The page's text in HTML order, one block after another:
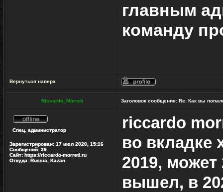
главным
команду
Вернуться наверх
Riccardo_Morreti Заголовок сообщения: Re: Как вы
в
Спец. администратор
Зарегистрирован: 17 июл 2020, 15:16
Сообщений: 39
Сайт: https://riccardo-morreti.ru
Откуда: Russia, Kazan
riccardo
во вкладке
2019,
вышел, в